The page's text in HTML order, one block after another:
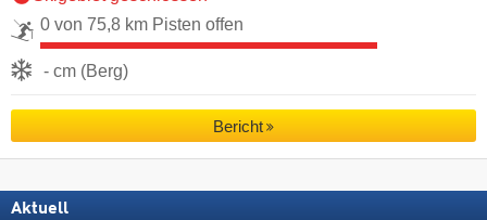
0 von 75,8 km Pisten offen
- cm (Berg)
Bericht
Aktuell